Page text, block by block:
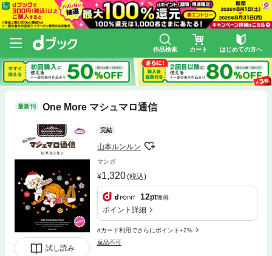
作品検索 カート はじめての方へ
最新刊 One More マシュマロ通信
試し読み
完結
山本ルンルン
マンガ
1,320(税込)
12pt獲得
ポイント詳細
dカード利用でさらにポイント+2%
返品不可